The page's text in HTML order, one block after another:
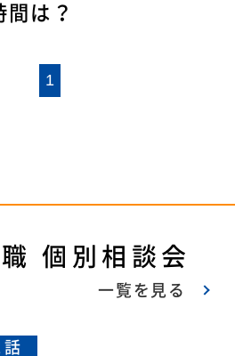
間は？
1
個別相談会
一覧を見る
話